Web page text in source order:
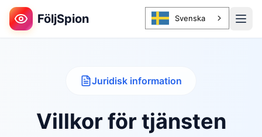
FöljSpion Svenska
Juridisk information
Villkor för tjänsten